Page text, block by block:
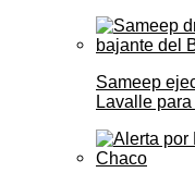
Sameep
Lavalle